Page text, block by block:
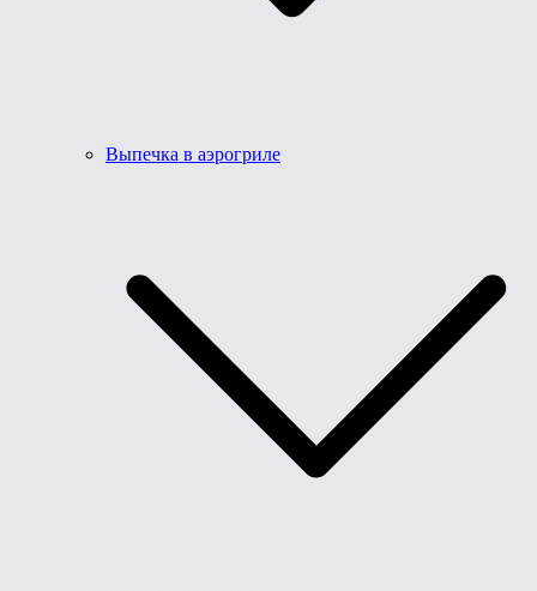
Выпечка в аэрогриле